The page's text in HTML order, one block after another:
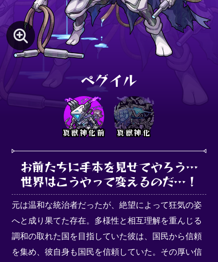
ペグイル
真獣神化前 真獣神化
お前たちに手本を見せてやろう…
世界はこうやって変えるのだ…！
元は温和な統治者だったが、絶望によって狂気の姿
へと成り果てた存在。多様性と相互理解を重んじる
調和の取れた国を目指していた彼は、国民から信頼
を集め、彼自身も国民を信頼していた。その厚い信